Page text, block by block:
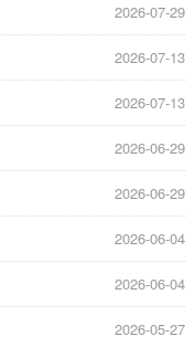
2026-07-29
2026-07-13
2026-07-13
2026-06-29
2026-06-29
2026-06-04
2026-06-04
2026-05-27